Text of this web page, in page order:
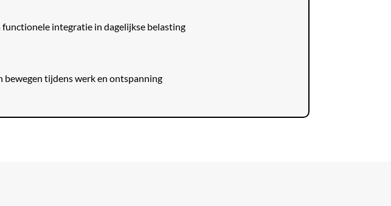
integratie in dagelijkse belasting
bewegen tijdens werk en ontspanning